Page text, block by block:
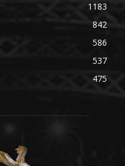
1183
842
586
537
475